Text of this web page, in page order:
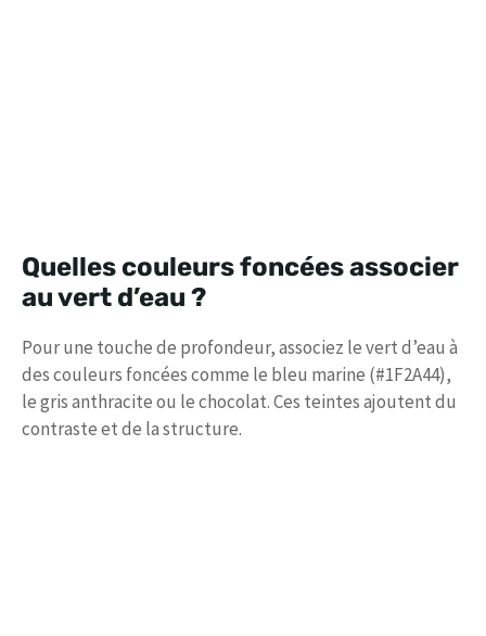
Quelles couleurs foncées associer
au vert d’eau ?
Pour une touche de profondeur, associez le vert d’eau à
des couleurs foncées comme le bleu marine (#1F2A44),
le gris anthracite ou le chocolat. Ces teintes ajoutent du
contraste et de la structure.